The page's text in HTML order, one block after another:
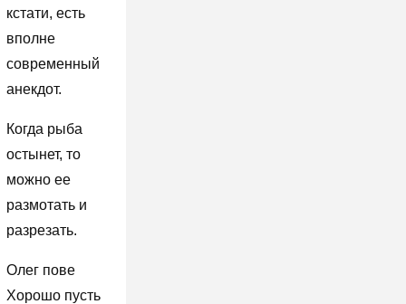
кстати, есть
вполне
современный
анекдот.
Когда рыба
остынет, то
можно ее
размотать и
разрезать.
Олег пове
Хорошо пусть